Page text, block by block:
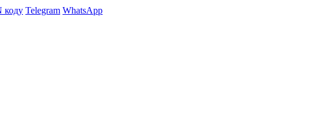
коду Telegram WhatsApp